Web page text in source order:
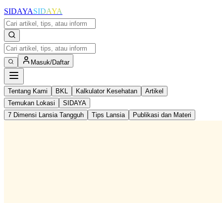
SIDAYASIDAYA
Masuk/Daftar
Tentang Kami BKL Kalkulator Kesehatan
Artikel
Temukan Lokasi
SIDAYA
7 Dimensi Lansia Tangguh
Tips Lansia Publikasi dan Materi